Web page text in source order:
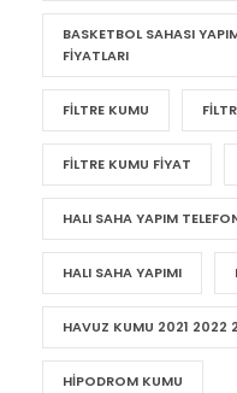
BASKETBOL SAHASI
FIYATLARI
FILTRE KUMU
FILTRE KUMU FIYAT
HALI SAHA YAPIM
HALI SAHA YAPIMI
HAVUZ KUMU 2021 2022
HIPODROM KUMU